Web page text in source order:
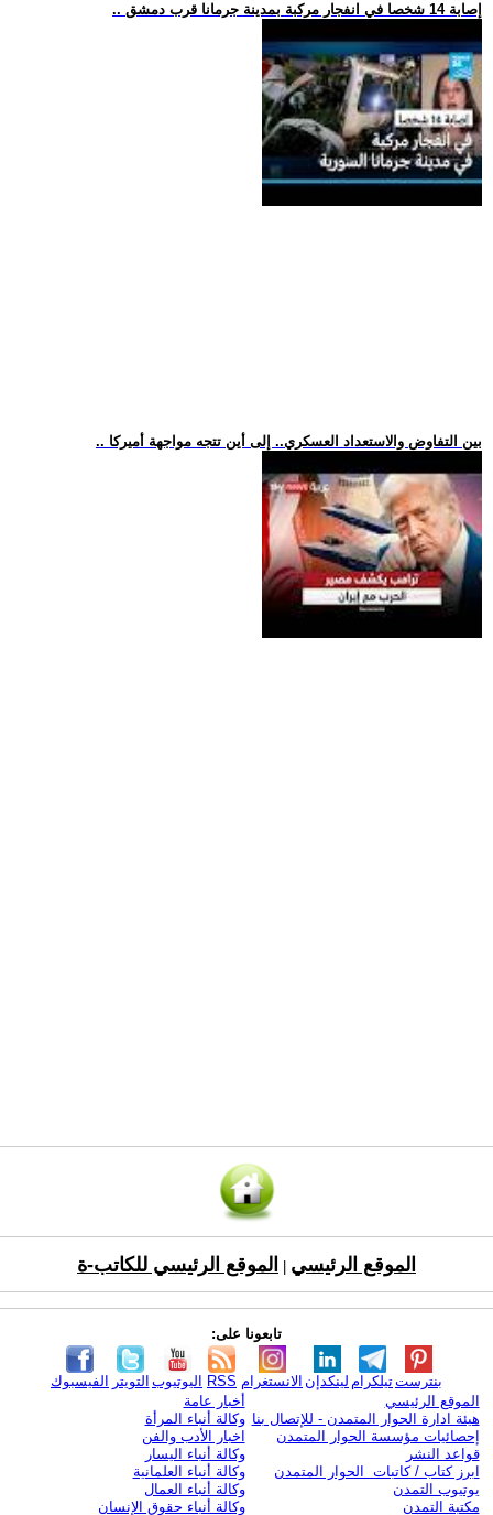
.. إصابة 14 شخصا في انفجار مركبة بمدينة جرمانا قرب دمشق
.. بين التفاوض والاستعداد العسكري.. إلى أين تتجه مواجهة أميركا
الموقع الرئيسي الموقع الرئيسي للكاتب-ة
تابعونا على:
الفيسبوك التويتر اليوتيوب RSS الانستغرام لينكدإن تيلكرامبنترست
الموقع الرئيسي
هيئة ادارة الحوار المتمدن - للإتصال بنا
إحصائيات مؤسسة الحوار المتمدن
قواعد النشر
ابرز كتاب / كاتبات الحوار المتمدن
يوتيوب التمدن
مكتبة التمدن
أخبار عامة
وكالة أنباء المرأة
اخبار الأدب والفن
وكالة أنباء اليسار
وكالة أنباء العلمانية
وكالة أنباء العمال
وكالة أنباء حقوق الإنسان